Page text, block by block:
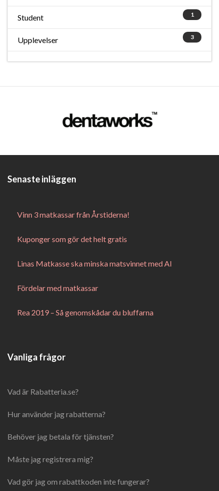
1
Student
3
Upplevelser
Senaste inläggen
Vinn 3 matkassar från Årstiderna!
Kuponger som gör det helt gratis
Linas Matkasse ska minska matsvinnet med AI
Fördelar med matkassar
Rea 2019 – Så genomskådar du bluffarna
Vanliga frågor
Vad är Rabatteria.se?
Hur använder jag rabatterna?
Behöver jag betala för tjänsten?
Måste jag registrera mig?
Vad gör jag om rabattkoden inte fungerar?